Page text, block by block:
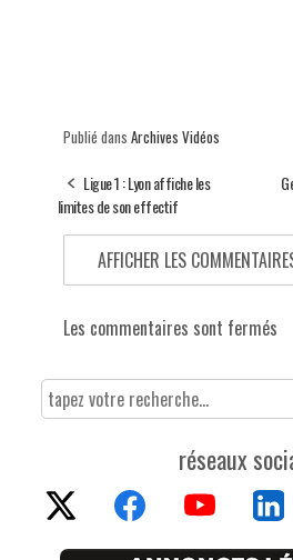
Publié dans Archives Vidéos
Ligue 1 : Lyon affiche les
limites de son effectif
AFFICHER LES
Les commentaires sont fermés
réseaux